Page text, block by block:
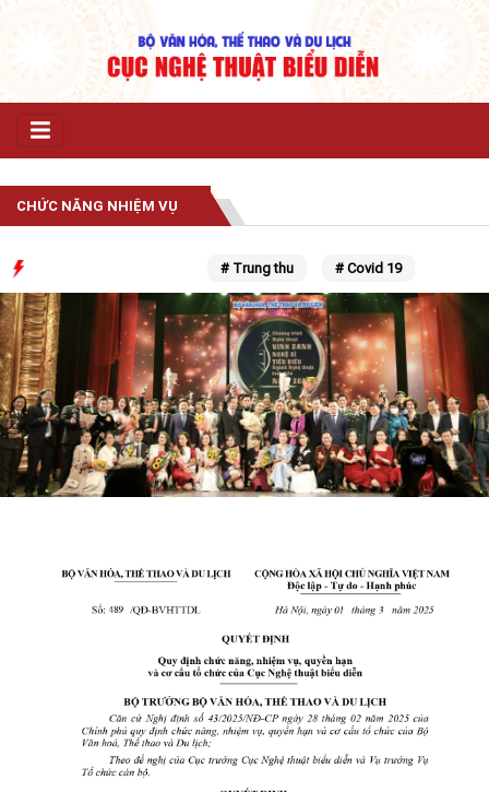
CHỨC NĂNG NHIỆM VỤ
# Trung thu # Covid 19